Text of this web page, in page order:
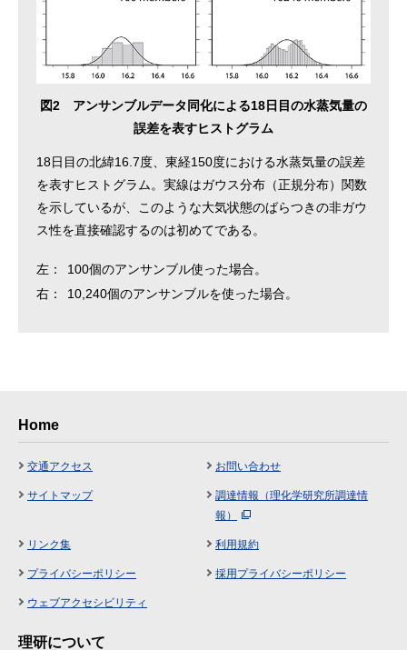
図2 アンサンブルデータ同化による18日目の水蒸気量の
誤差を表すヒストグラム
18日目の北緯16.7度、東経150度における水蒸気量の誤差
を表すヒストグラム。実線はガウス分布（正規分布）関数
を示しているが、このような大気状態のばらつきの非ガウ
ス性を直接確認するのは初めてである。
左：
100個のアンサンブル使った場合。
右：
10,240個のアンサンブルを使った場合。
Home
交通アクセス お問い合わせ
サイトマップ
調達情報（理化学研究所調達情
報）
リンク集 利用規約
プライバシーポリシー 採用プライバシーポリシー
ウェブアクセシビリティ
理研について